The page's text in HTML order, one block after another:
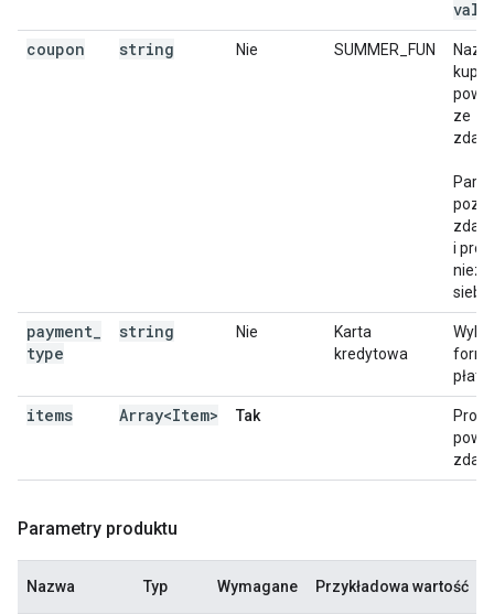
coupon
string Nie SUMMER_FUN
ze
i
payment
type
string Nie
Karta
kredytowa
items Array<Item> Tak
Parametry produktu
Nazwa Typ Wymagane Przykładowa wartość